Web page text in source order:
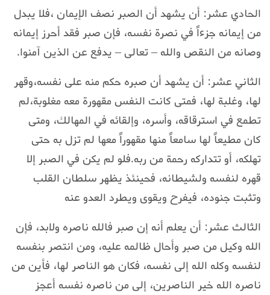
الحادي عشر: أن يشهد أن الصبر نصف الإيمان ،فلا يبدل
من إيمانه جزءاً في نصرة نفسه، فإن صبر فقد أحرز إيمانه
وصانه من النقص والله – تعالى – يدفع عن الذين آمنوا.
الثاني عشر: أن يشهد أن صبره حكم منه على نفسه،وقهر
لها، وغلبة لها، فمتى كانت النفس مقهورة معه مغلوبة،لم
تطمع في استرقاقه، وأسره، وإلقائه في المهالك، ومتى
كان مطيعاً لها سامعاً منها مقهوراً معها لم تزل به حتى
تهلكه، أو تتداركه رحمة من ربه.فلو لم يكن في الصبر إلا
قهره لنفسه ولشيطانه، فحينئذ يظهر سلطان القلب
وتثبت جنوده، فيفرح ويقوى ويطرد العدو عنه
الثالث عشر: أن يعلم أنه إن صبر فالله ناصره ولابد، فإن
الله وكيل من صبر وأحال ظالمه عليه، ومن انتصر بنفسه
لنفسه وكله الله إلى نفسه، فكان هو الناصر لها، فأين من
ناصره الله خير الناصرين، إلى من ناصره نفسه أعجز